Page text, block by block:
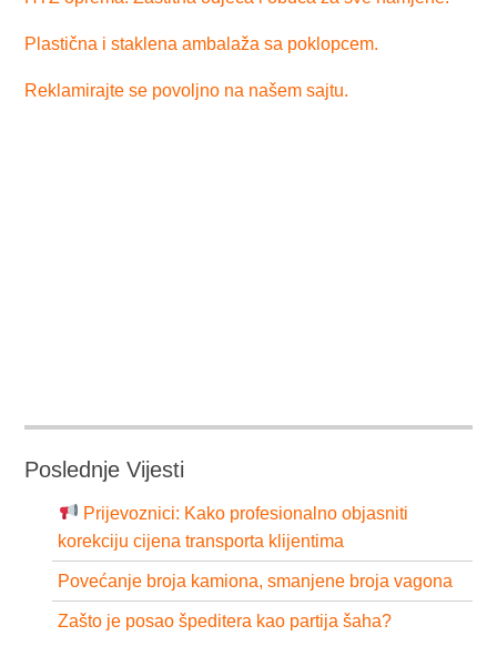
Plastična i staklena ambalaža sa poklopcem.
Reklamirajte se povoljno na našem sajtu.
Poslednje Vijesti
Prijevoznici: Kako profesionalno objasniti
korekciju cijena transporta klijentima
Povećanje broja kamiona, smanjene broja vagona
Zašto je posao špeditera kao partija šaha?